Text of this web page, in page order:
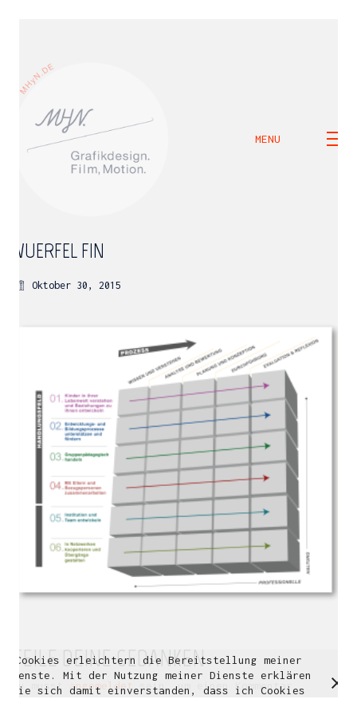
MENU
WUERFEL_FIN
Oktober 30, 2015
TEILE DEINE GEDANKEN
Du musst angemeldetsein, um einen Kommentar
abzugeben.
Manuel Hernandez y Nothdurft (Dipl. Des.)
Multidisziplinäre Designlösungen.
Person
|Kontakt|Fotoblog
mhyn@mhyn.de
© Copyright 2018. All Rights Reserved.
Impressum & Datenschutz
Cookies erleichtern die Bereitstellung meiner
Dienste. Mit der Nutzung meiner Dienste erklären
Sie sich damit einverstanden, dass ich Cookies